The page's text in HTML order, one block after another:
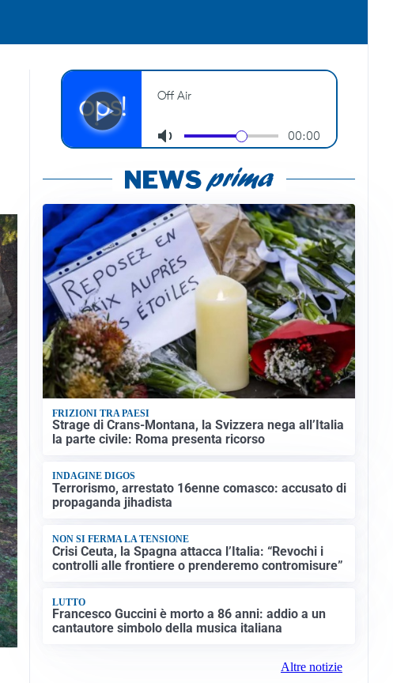
FRIZIONI TRA PAESI
Strage di Crans-Montana, la Svizzera nega all’Italia
la parte civile: Roma presenta ricorso
INDAGINE DIGOS
Terrorismo, arrestato 16enne comasco: accusato di
propaganda jihadista
NON SI FERMA LA TENSIONE
Crisi Ceuta, la Spagna attacca l’Italia: “Revochi i
controlli alle frontiere o prenderemo contromisure”
LUTTO
Francesco Guccini è morto a 86 anni: addio a un
cantautore simbolo della musica italiana
Altre notizie